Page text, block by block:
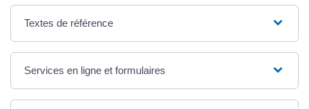
Textes de référence
Services en ligne et formulaires